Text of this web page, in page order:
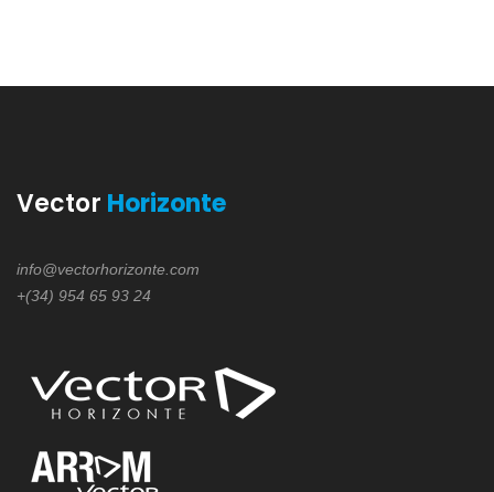
Vector Horizonte
info@vectorhorizonte.com
+(34) 954 65 93 24